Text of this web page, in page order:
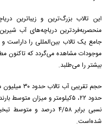
این تالاب بزرگ‌ترین و زیباترین
منحصربه‌فردترین دریاچه‌های آب
جامع یک تالاب بین‌المللی را داراست
موجودات مشاهده می‌گردد که تاکنون
بیشتر را می‌طلبد.
حجم تقریبی
شده‌است.